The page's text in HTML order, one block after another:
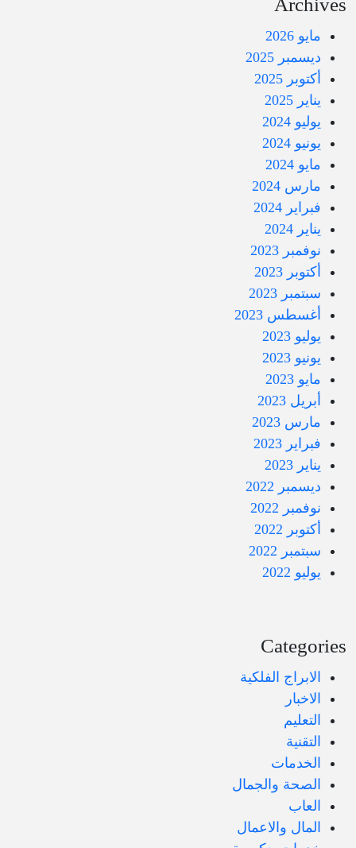
Archives
مايو 2026
ديسمبر 2025
أكتوبر 2025
يناير 2025
يوليو 2024
يونيو 2024
مايو 2024
مارس 2024
فبراير 2024
يناير 2024
نوفمبر 2023
أكتوبر 2023
سبتمبر 2023
أغسطس 2023
يوليو 2023
يونيو 2023
مايو 2023
أبريل 2023
مارس 2023
فبراير 2023
يناير 2023
ديسمبر 2022
نوفمبر 2022
أكتوبر 2022
سبتمبر 2022
يوليو 2022
Categories
الابراج الفلكية
الاخبار
التعليم
التقنية
الخدمات
الصحة والجمال
العاب
المال والاعمال